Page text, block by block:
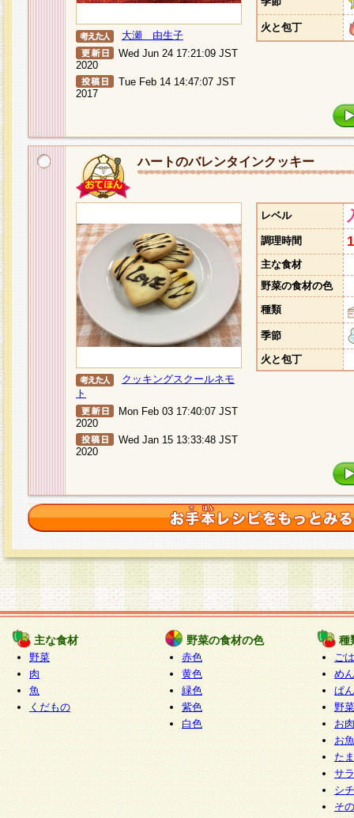
大瀬 由生子
Wed Jun 24 17:21:09 JST
2020
Tue Feb 14 14:47:07 JST
2017
火と包丁
ハートのバレンタインクッキー
クッキングスクールネモ
ト
Mon Feb 03 17:40:07 JST
2020
Wed Jan 15 13:33:48 JST
2020
レベル
調理時間
主な食材
野菜の食材の色
種類
季節
火と包丁
主な食材
野菜
肉
魚
くだもの
野菜の食材の色
赤色
黄色
緑色
紫色
白色
種
ご
めん
ぱん
野
お
お
た
サ
シ
そ